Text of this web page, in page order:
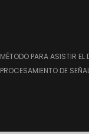
MÉTODO PARA ASISTIR
PROCESAMIENTO DE